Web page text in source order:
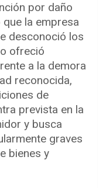
por daño
la empresa
desconoció los
ofreció
a la demora
reconocida,
de
prevista en la
y busca
graves
bienes y